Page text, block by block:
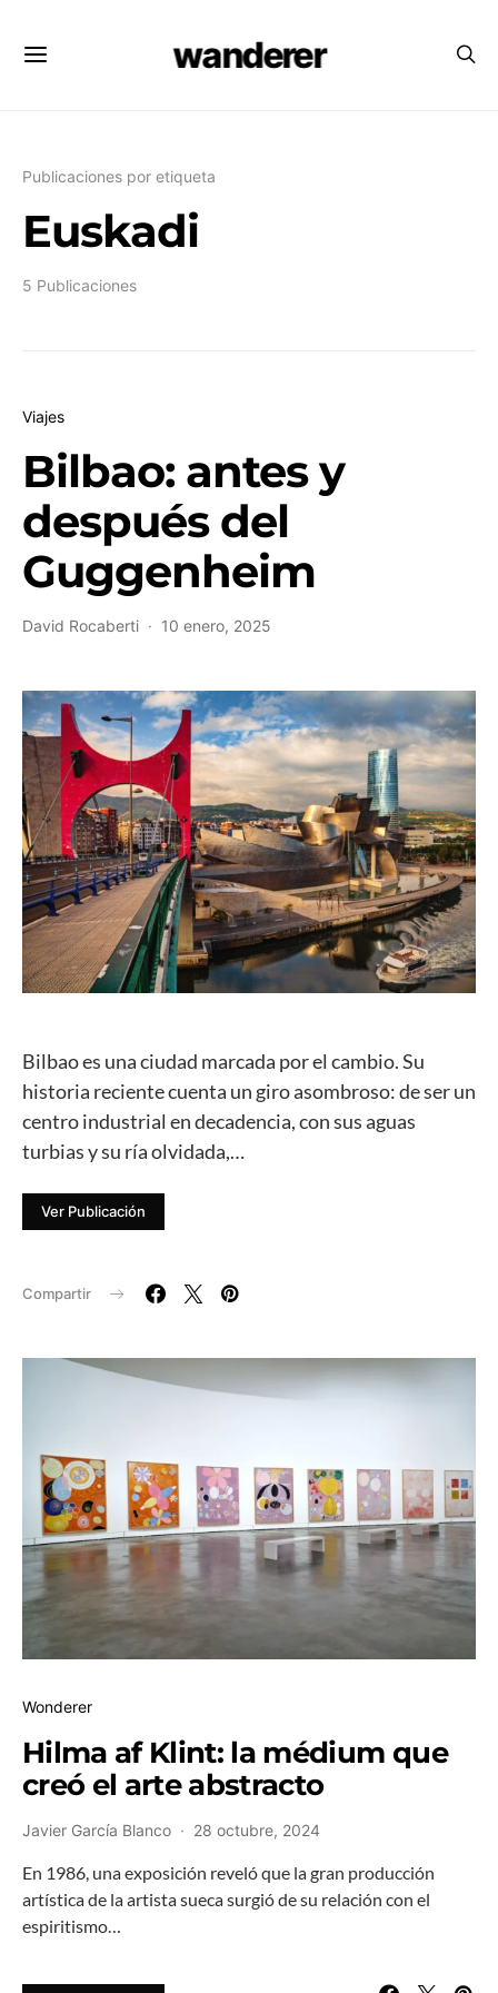
wanderer
Publicaciones por etiqueta
Euskadi
5 Publicaciones
Viajes
Bilbao: antes y
después del
Guggenheim
David Rocaberti 10 enero, 2025
Bilbao es una ciudad marcada por el cambio. Su
historia reciente cuenta un giro asombroso: de ser un
centro industrial en decadencia, con sus aguas
turbias y su ría olvidada,…
Ver Publicación
Compartir
Wonderer
Hilma af Klint: la médium que
creó el arte abstracto
Javier García Blanco 28 octubre, 2024
En 1986, una exposición reveló que la gran producción
artística de la artista sueca surgió de su relación con el
espiritismo…